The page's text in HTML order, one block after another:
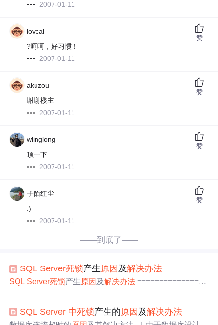
2007-01-11
lovcal
?呵呵，好习惯！
2007-01-11
赞
akuzou
谢谢楼主
2007-01-11
赞
wlinglong
顶一下
2007-01-11
赞
子陌红尘
:)
2007-01-11
赞
——到底了——
SQL Server死锁产生 原因 及解决办法
SQL Server死锁产生原因 及解决办法 ================
5:12分类: 一般分类 出处: http://sqlserver.itpub.net/post/2096
1/1
SQL Server 中死锁产生的原因 及解决办法